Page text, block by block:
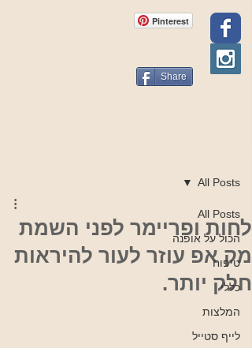
Pinterest
Share
All Posts
הכול על אופנה
טיפוח
כללי
המלצות
לייף סטייל
All Posts
לחות ופריימר לפני השמת
מק אפ עוזר לעור להיראות
חלק יותר.